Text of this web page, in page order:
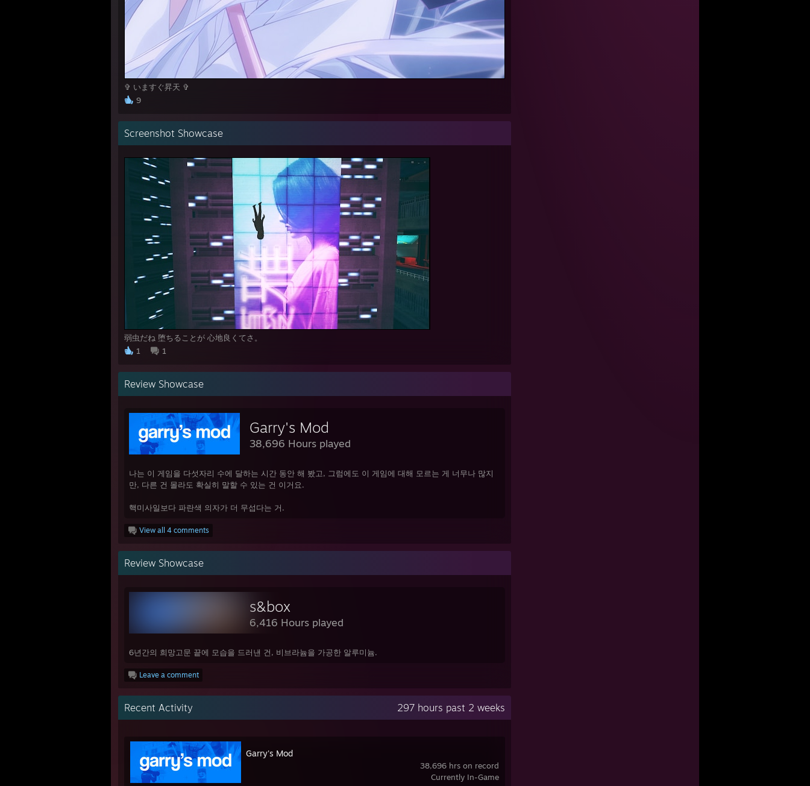
✞ いますぐ昇天 ✞
9
Screenshot Showcase
弱虫だね 堕ちることが 心地良くてさ。
1
1
Review Showcase
Garry's Mod
38,696 Hours played
나는 이 게임을 다섯자리 수에 달하는 시간 동안 해 봤고, 그럼에도 이 게임에 대해 모르는 게 너무나 많지
만, 다른 건 몰라도 확실히 말할 수 있는 건 이거요.
핵미사일보다 파란색 의자가 더 무섭다는 거.
View all 4 comments
Review Showcase
s&box
6,416 Hours played
6년간의 희망고문 끝에 모습을 드러낸 건, 비브라늄을 가공한 알루미늄.
Leave a comment
Recent Activity 297 hours past 2 weeks
38,696 hrs on record
Currently In-Game
Garry's Mod